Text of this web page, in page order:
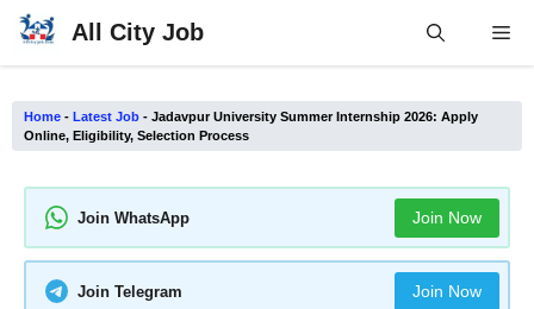
Skip
All City Job
Home - Latest Job - Jadavpur University Summer Internship 2026: Apply
Online, Eligibility, Selection Process
Join WhatsApp Join Now
Join Telegram Join Now